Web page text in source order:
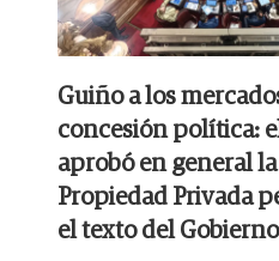
Guiño a los
concesión política:
aprobó en general
Propiedad Privada
el texto del Gobierno